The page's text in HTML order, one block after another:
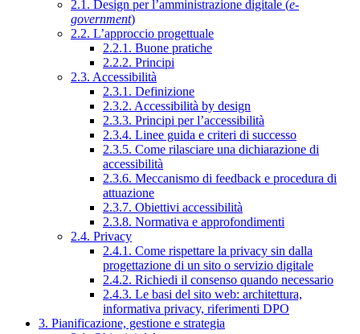
2.1. Design per l’amministrazione digitale (e-
government)
2.2. L’approccio progettuale
2.2.1. Buone pratiche
2.2.2. Principi
2.3. Accessibilità
2.3.1. Definizione
2.3.2. Accessibilità by design
2.3.3. Principi per l’accessibilità
2.3.4. Linee guida e criteri di successo
2.3.5. Come rilasciare una dichiarazione di
accessibilità
2.3.6. Meccanismo di feedback e procedura di
attuazione
2.3.7. Obiettivi accessibilità
2.3.8. Normativa e approfondimenti
2.4. Privacy
2.4.1. Come rispettare la privacy sin dalla
progettazione di un sito o servizio digitale
2.4.2. Richiedi il consenso quando necessario
2.4.3. Le basi del sito web: architettura,
informativa privacy, riferimenti DPO
3. Pianificazione, gestione e strategia